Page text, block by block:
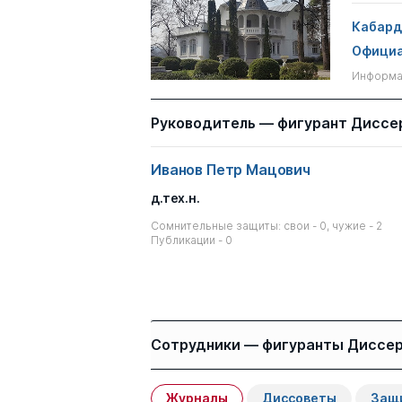
Руководитель — фигурант
Иванов Петр Мацович
д.тех.н.
Сомнительные защиты: свои - 0, чужие - 2
Публикации - 0
Сотрудники — фигуранты
Имя Степень
Журналы Диссоветы